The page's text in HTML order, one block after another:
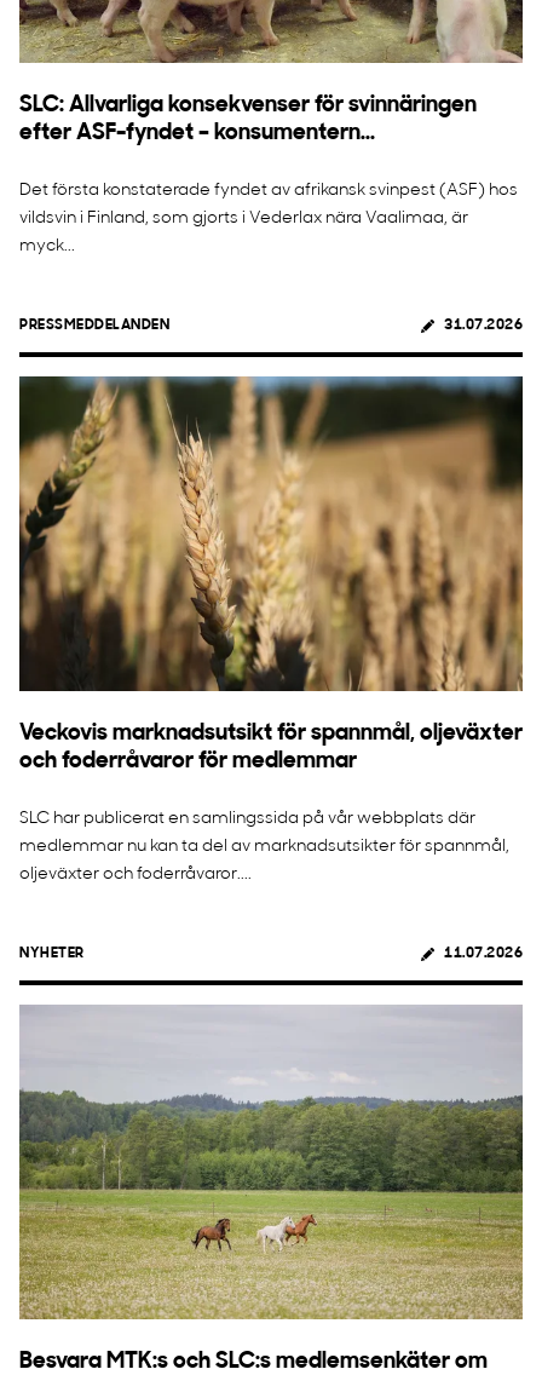
SLC: Allvarliga konsekvenser för svinnäringen
efter ASF-fyndet – konsumentern...
Det första konstaterade fyndet av afrikansk svinpest (ASF) hos
vildsvin i Finland, som gjorts i Vederlax nära Vaalimaa, är
myck...
PRESSMEDDELANDEN 31.07.2026
Veckovis marknadsutsikt för spannmål, oljeväxter
och foderråvaror för medlemmar
SLC har publicerat en samlingssida på vår webbplats där
medlemmar nu kan ta del av marknadsutsikter för spannmål,
oljeväxter och foderråvaror....
NYHETER 11.07.2026
Besvara MTK:s och SLC:s medlemsenkäter om